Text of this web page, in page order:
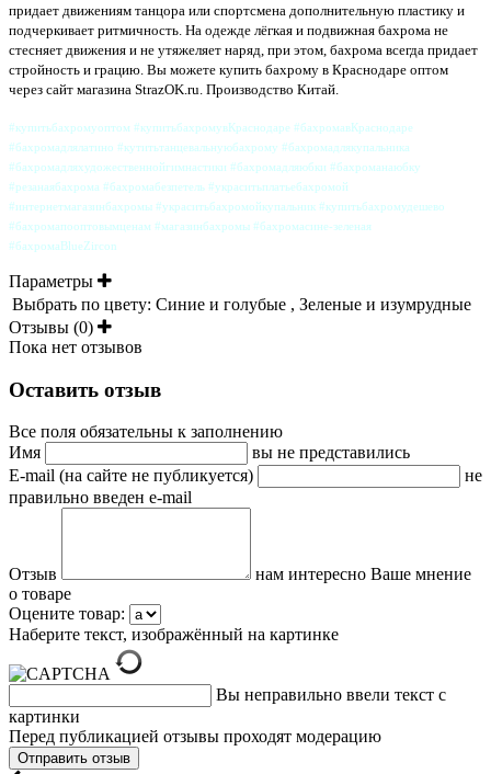
придает движениям танцора или спортсмена дополнительную пластику и
подчеркивает ритмичность. На одежде лёгкая и подвижная бахрома не
стесняет движения и не утяжеляет наряд, при этом, бахрома всегда придает
стройность и грацию. Вы можете купить бахрому в Краснодаре оптом
через сайт магазина StrazOK.ru. Производство Китай.
#купитьбахромуоптом #купитьбахромувКраснодаре #бахромавКраснодаре
#бахромадлялатино #кутитьтанцевальнуюбахрому #бахромадлякупальника
#бахромадляхудожественнойгимнастики #бахромадляюбки #бахроманаюбку
#резанаябахрома #бахромабезпетель #украситьплатьебахромой
#интернетмагазинбахромы #украситьбахромойкупальник #купитьбахромудешево
#бахромапооптовымценам #магазинбахромы #бахромасине-зеленая
#бахромаBlueZircon
Параметры
Выбрать по цвету: Синие и голубые , Зеленые и изумрудные
Отзывы (0)
Пока нет отзывов
Оставить отзыв
Все поля обязательны к заполнению
Имя
вы не представились
E-mail (на сайте не публикуется)
не
правильно введен e-mail
Отзыв
нам интересно Ваше мнение
о товаре
Оцените товар:
Наберите текст, изображённый на картинке
Вы неправильно ввели текст с
картинки
Перед публикацией отзывы проходят модерацию